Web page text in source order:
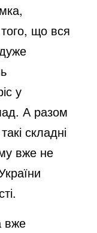
що вся
у
А разом
складні
вже не
вже